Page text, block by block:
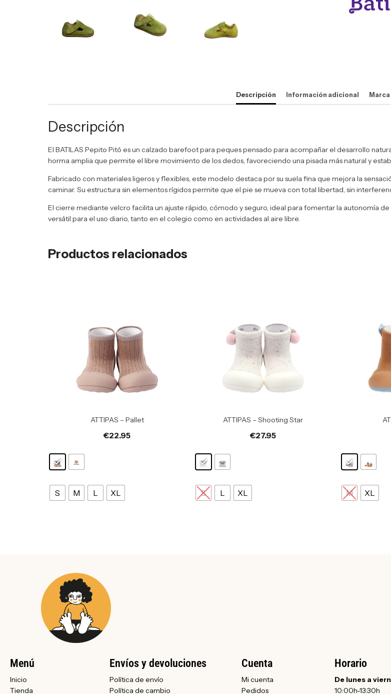
Descripción Información adicional Marca
Descripción
El BATILAS Pepito Pitó es un calzado barefoot para peques pensado para acompañar el desarrollo
horma amplia que permite el libre movimiento de los dedos, favoreciendo una pisada más natural y
Fabricado con materiales ligeros y flexibles, este modelo destaca por su suela fina que mejora la
caminar. Su estructura sin elementos rígidos permite que el pie se mueva con total libertad, sin
El cierre mediante velcro facilita un ajuste rápido, cómodo y seguro, ideal para fomentar la autonomía
versátil para el uso diario, tanto en el colegio como en actividades al aire libre.
Productos relacionados
ATTIPAS – Pallet
€22.95
S M L XL
ATTIPAS – Shooting Star
€27.95
S L XL M XL
Menú
Inicio
Tienda
Envíos y devoluciones
Política de envío
Política de cambio
Cuenta
Mi cuenta
Pedidos
Horario
De lunes a
10:00h-13:30h